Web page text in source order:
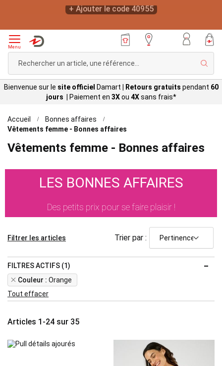
-20% sur votre article préféré dès 19€ d'achats*
Menu
Bienvenue sur le site officiel Damart Retours gratuits pendant 60
jours |
Paiement en 3Xou 4Xsans frais*
Accueil
Bonnes affaires
Vêtements femme - Bonnes affaires
Vêtements femme - Bonnes affaires
LES BONNES AFFAIRES
Des petits prix pour se faire plaisir !
Articles 1 -24 sur 35
Trier par :
Filtrer les articles
FILTRES ACTIFS (1)
Couleur
Orange
Remove
This
Item
Tout effacer